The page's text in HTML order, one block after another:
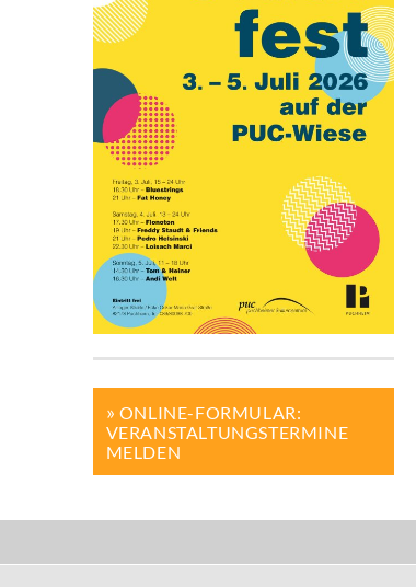
ONLINE-FORMULAR:
VERANSTALTUNGSTERMINE
MELDEN